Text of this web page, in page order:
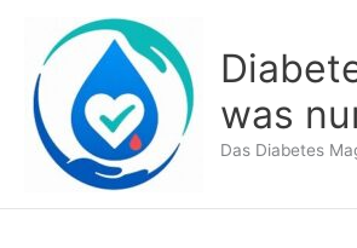
springen
was
Das Diabetes